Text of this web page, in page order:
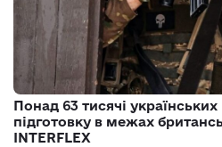
Понад 63 тисячі
підготовку в межах
INTERFLEX